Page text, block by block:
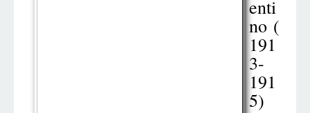
enti
no (
191
3-
191
5)